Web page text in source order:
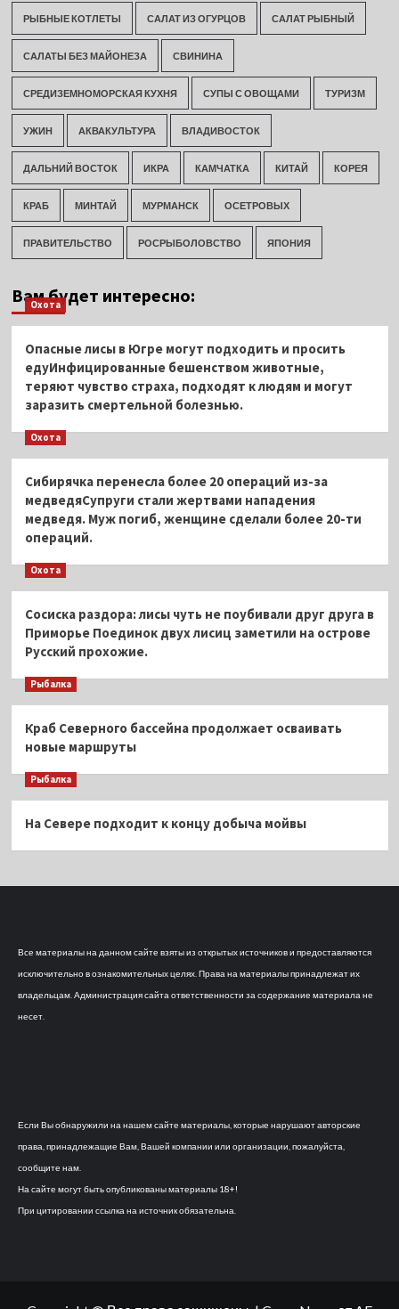
РЫБНЫЕ КОТЛЕТЫ САЛАТ ИЗ ОГУРЦОВ САЛАТ РЫБНЫЙ
САЛАТЫ БЕЗ МАЙОНЕЗА СВИНИНА
СРЕДИЗЕМНОМОРСКАЯ КУХНЯ СУПЫ С ОВОЩАМИ ТУРИЗМ
УЖИН АКВАКУЛЬТУРА ВЛАДИВОСТОК
ДАЛЬНИЙ ВОСТОК ИКРА КАМЧАТКА КИТАЙ КОРЕЯ
КРАБ МИНТАЙ МУРМАНСК ОСЕТРОВЫХ
ПРАВИТЕЛЬСТВО РОСРЫБОЛОВСТВО ЯПОНИЯ
Вам будет интересно:
Охота
Опасные лисы в Югре могут подходить и просить
едуИнфицированные бешенством животные,
теряют чувство страха, подходят к людям и могут
заразить смертельной болезнью.
Охота
Сибирячка перенесла более 20 операций из-за
медведяСупруги стали жертвами нападения
медведя. Муж погиб, женщине сделали более 20-ти
операций.
Охота
Сосиска раздора: лисы чуть не поубивали друг друга в
Приморье Поединок двух лисиц заметили на острове
Русский прохожие.
Рыбалка
Краб Северного бассейна продолжает осваивать
новые маршруты
Рыбалка
На Севере подходит к концу добыча мойвы
Все материалы на данном сайте взяты из открытых источников и предоставляются
исключительно в ознакомительных целях. Права на материалы принадлежат их
владельцам. Администрация сайта ответственности за содержание материала не
несет.
Если Вы обнаружили на нашем сайте материалы, которые нарушают авторские
права, принадлежащие Вам, Вашей компании или организации, пожалуйста,
сообщите нам.
На сайте могут быть опубликованы материалы 18+!
При цитировании ссылка на источник обязательна.